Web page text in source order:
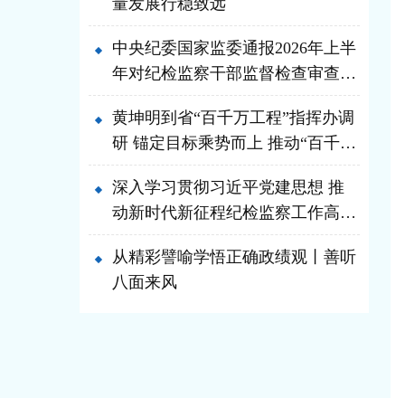
量发展行稳致远
中央纪委国家监委通报2026年上半
年对纪检监察干部监督检查审查调
查情况
黄坤明到省“百千万工程”指挥办调
研 锚定目标乘势而上 推动“百千万
工程”实施提质增效再上台阶 林克
庆参加
深入学习贯彻习近平党建思想 推
动新时代新征程纪检监察工作高质
量发展之三 持之以恒推进全面从
严治党
从精彩譬喻学悟正确政绩观丨善听
八面来风